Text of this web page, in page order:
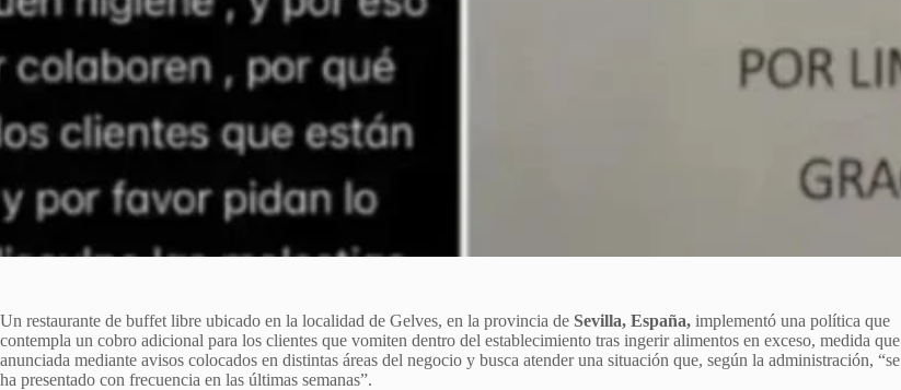
Un restaurante de buffet libre ubicado en la localidad de Gelves, en la provincia de Sevilla, España, implementó una política que
contempla un cobro adicional para los clientes que vomiten dentro del establecimiento tras ingerir alimentos en exceso, medida que
anunciada mediante avisos colocados en distintas áreas del negocio y busca atender una situación que, según la administración, “se
ha presentado con frecuencia en las últimas semanas”.